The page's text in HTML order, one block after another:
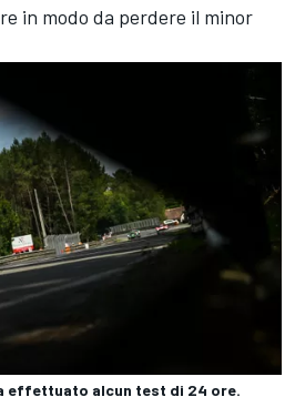
in modo da perdere il minor
effettuato alcun test di 24 ore.